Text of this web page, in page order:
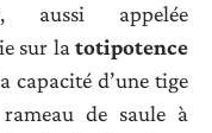
, aussi appelée
sur la totipotence
capacité d’une tige
de saule à